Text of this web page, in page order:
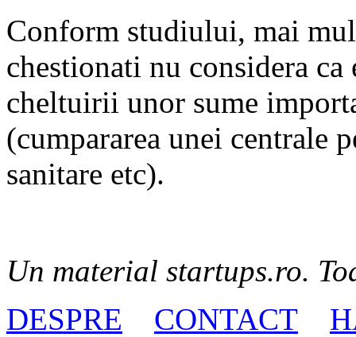
Conform studiului, mai
chestionati nu considera
cheltuirii unor sume
(cumpararea unei centrale
sanitare etc).
Un material startups.ro.
DESPRE
CONTACT